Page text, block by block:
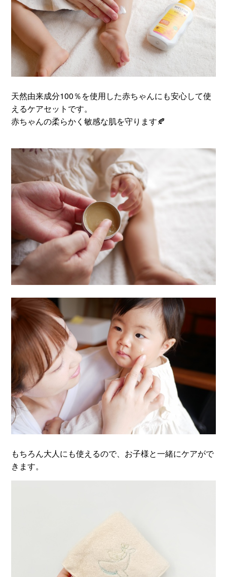
天然由来成分100％を使用した赤ちゃんにも安心して使
えるケアセットです。
赤ちゃんの柔らかく敏感な肌を守ります🍂
もちろん大人にも使えるので、お子様と一緒にケアがで
きます。